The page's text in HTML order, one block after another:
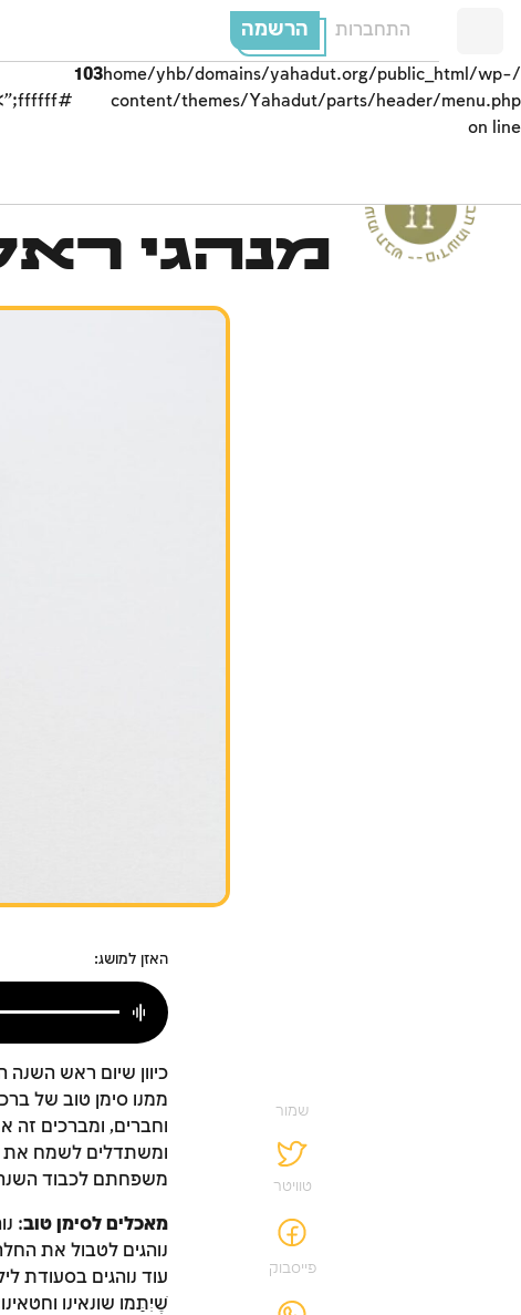
הרשמה התחברות
/home/yhb/domains/yahadut.org/public_html/wp-
content/themes/Yahadut/parts/header/menu.php
on line
103
#ffffff;">
--
ש
ב
ת
ו
מ
ו
ע
ד
י
ם
-
ש
בת ומוע
ד
י
ם
-
ש
ב
ת
ומ
וע
ד
ים מנהגי
האזן למושג:
שמור
טוויטר
פייסבוק
כיוון שיום ראש
ממנו סימן טוב של
וחברים, ומברכים
ומשתדלים לשמח את
משפחתם לכבוד
מאכלים לסימן טוב:
נוהגים לטבול את
עוד נוהגים בסעודת
שֶׁיִּתַּמּוּ שונאינו